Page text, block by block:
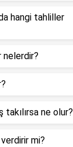
hangi tahliller
nelerdir?
takılırsa ne olur?
mi?